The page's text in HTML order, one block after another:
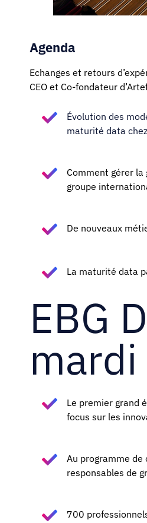
Agenda
Echanges et retours
CEO et Co-fondateur
Évolution des
maturité data
Comment gérer
groupe
De nouveaux
La maturité data
EBG
Le premier grand
focus sur les
Au programme
responsables de
700